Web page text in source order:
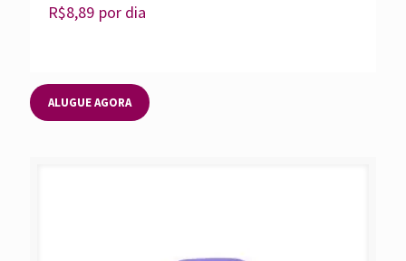
R$8,89 por dia
ALUGUE AGORA